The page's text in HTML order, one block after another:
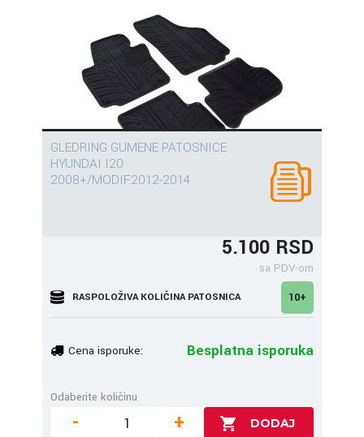
GLEDRING GUMENE PATOSNICE
HYUNDAI I20
2008+/MODIF.2012-2014
5.100 RSD
sa PDV-om
RASPOLOŽIVA KOLIČINA PATOSNICA 10+
Cena isporuke: Besplatna isporuka
Odaberite količinu
- +